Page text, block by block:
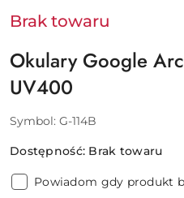
Brak towaru
Okulary Google
UV400
Symbol: G-114B
Dostępność: Brak towaru
Powiadom gdy produkt